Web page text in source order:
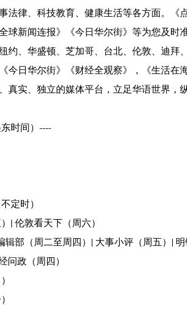
法律、科技教育、健康生活等各方面。《
球新闻连报》《今日华尔街》等为您及时
约、华盛顿、芝加哥、台北、伦敦、迪
今日华尔街》《财经全观察》，《生活在
实、独立的媒体平台，立足华语世界，纵
时间）----
定时）
| 伦敦看天下（周六）
部（周二至周四）| 大事小评（周五）| 明
问政（周四）